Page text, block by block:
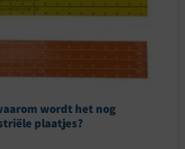
wordt het nog
plaatjes?